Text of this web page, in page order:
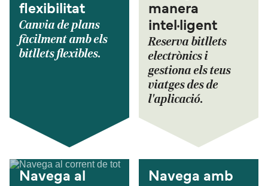
flexibilitat
Canvia de plans
fàcilment amb els
bitllets flexibles.
manera
intel·ligent
Reserva bitllets
electrònics i
gestiona els teus
viatges des de
l'aplicació.
Navega al
Navega amb